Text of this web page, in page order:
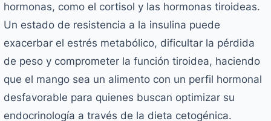
hormonas, como el cortisol y las hormonas tiroideas.
Un estado de resistencia a la insulina puede
exacerbar el estrés metabólico, dificultar la pérdida
de peso y comprometer la función tiroidea, haciendo
que el mango sea un alimento con un perfil hormonal
desfavorable para quienes buscan optimizar su
endocrinología a través de la dieta cetogénica.